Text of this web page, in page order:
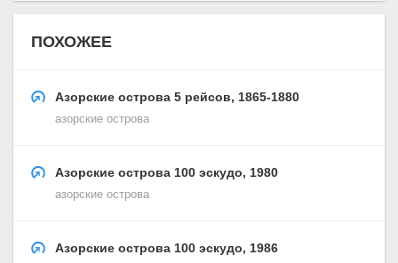
ПОХОЖЕЕ
Азорские острова 5 рейсов, 1865-1880
азорские острова
Азорские острова 100 эскудо, 1980
азорские острова
Азорские острова 100 эскудо, 1986